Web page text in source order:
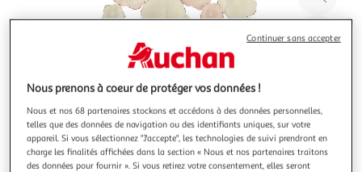
à
Illustration
précédente
Illustration
suivante
Nous prenons à coeur de protéger vos données !
Nous et nos 68 partenaires stockons et accédons à des données personnelles,
telles que des données de navigation ou des identifiants uniques, sur votre
appareil. Si vous sélectionnez "J'accepte", les technologies de suivi prendront en
charge les finalités affichées dans la section « Nous et nos partenaires traitons
des données pour fournir ». Si vous retirez votre consentement, elles seront
Continuer sans accepter